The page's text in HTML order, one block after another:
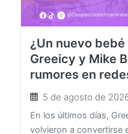
¿Un nuevo
Greeicy y Mike
5 de agosto de 2026
En los últimos días,